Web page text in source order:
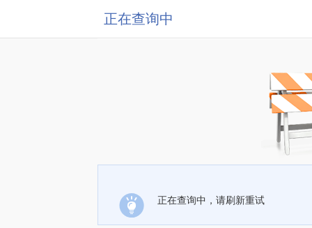
正在查询中
正在查询中，请刷新重试